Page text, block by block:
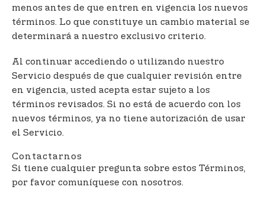
menos antes de que entren en vigencia los nuevos
términos. Lo que constituye un cambio material se
determinará a nuestro exclusivo criterio.
Al continuar accediendo o utilizando nuestro
Servicio después de que cualquier revisión entre
en vigencia, usted acepta estar sujeto a los
términos revisados. Si no está de acuerdo con los
nuevos términos, ya no tiene autorización de usar
el Servicio.
Contactarnos
Si tiene cualquier pregunta sobre estos Términos,
por favor comuníquese con nosotros.